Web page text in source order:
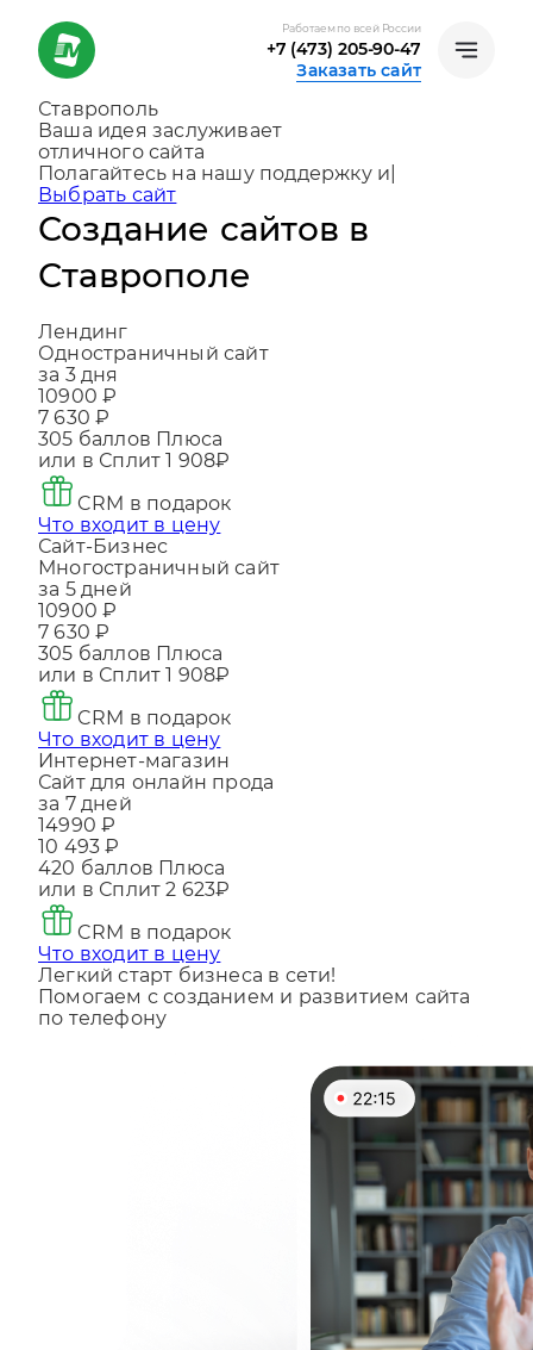
Работаем по всей России
+7 (473) 205-90-47
Заказать сайт
Ставрополь
Ваша идея заслуживает
отличного сайта
Создаем, консультируем и помогаем разви
Выбрать сайт
Создание сайтов в
Ставрополе
Лендинг
Одностраничный сайт
за 3 дня
10900 ₽
7 630 ₽
305 баллов Плюса
или в Сплит1 908₽
CRM в подарок
Что входит в цену
Сайт-Бизнес
Многостраничный сайт
за 5 дней
10900 ₽
7 630 ₽
305 баллов Плюса
или в Сплит1 908₽
CRM в подарок
Что входит в цену
Интернет-магазин
Сайт для онлайн прода
за 7 дней
14990 ₽
10 493 ₽
420 баллов Плюса
или в Сплит2 623₽
CRM в подарок
Что входит в цену
Легкий старт бизнеса в сети!
Помогаем с созданием и развитием сайта
по телефону